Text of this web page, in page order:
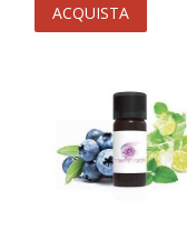
ACQUISTA